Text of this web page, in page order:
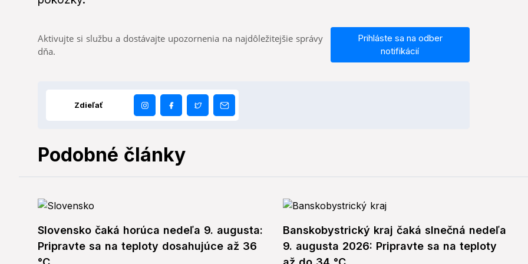
Aktivujte si službu a dostávajte upozornenia na najdôležitejšie správy
dňa.
Prihláste sa na odber
notifikácií
Zdieľať
Podobné články
Slovensko čaká horúca nedeľa 9. augusta:
Pripravte sa na teploty dosahujúce až 36
Banskobystrický kraj čaká slnečná nedeľa
9. augusta 2026: Pripravte sa na teploty